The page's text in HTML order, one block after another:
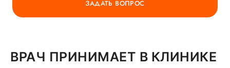
ЗАДАТЬ ВОПРОС
ВРАЧ ПРИНИМАЕТ В КЛИНИКЕ